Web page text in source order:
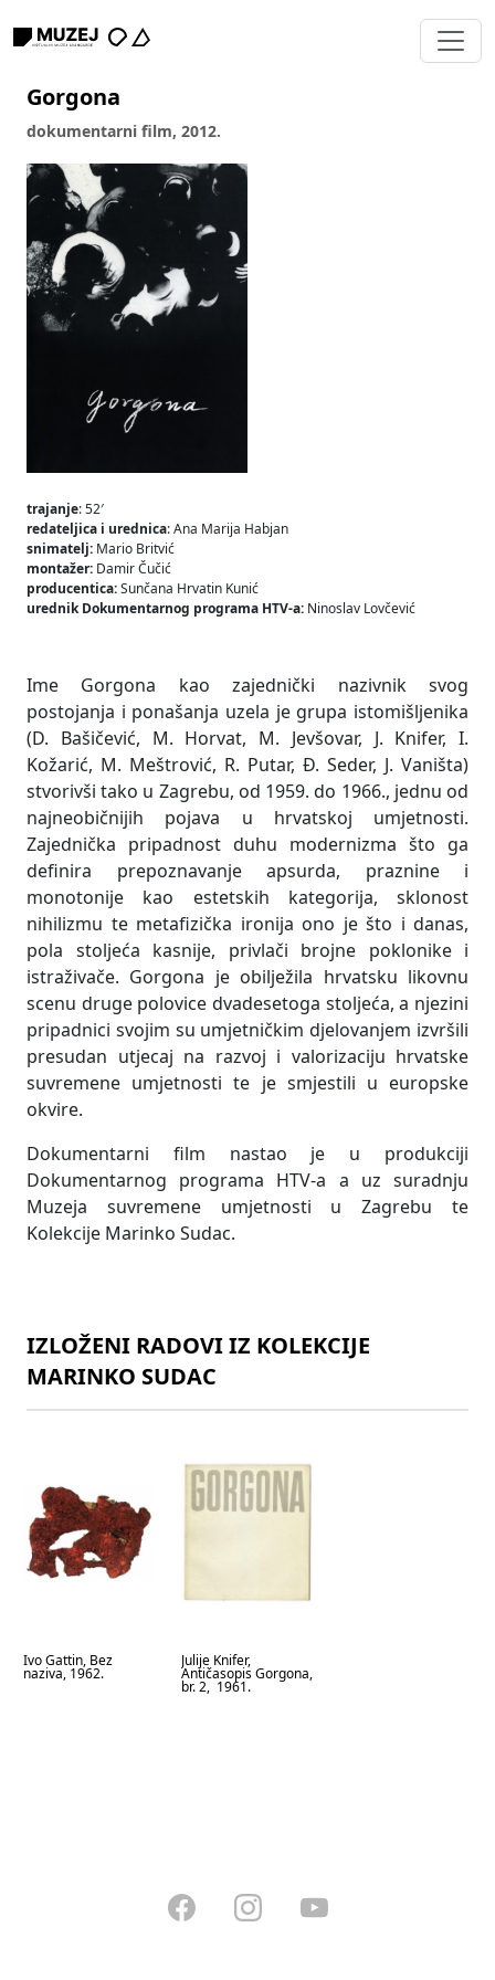
Gorgona
dokumentarni film, 2012.
trajanje: 52′
redateljica i urednica: Ana Marija Habjan
snimatelj: Mario Britvić
montažer: Damir Čučić
producentica:Sunčana Hrvatin Kunić
urednik Dokumentarnog programa HTV-a: Ninoslav Lovčević
Ime Gorgona kao zajednički nazivnik svog
postojanja i ponašanja uzela je grupa istomišljenika
(D. Bašičević, M. Horvat, M. Jevšovar, J. Knifer, I.
Kožarić, M. Meštrović, R. Putar, Đ. Seder, J. Vaništa)
stvorivši tako u Zagrebu, od 1959. do 1966., jednu od
najneobičnijih pojava u hrvatskoj umjetnosti.
Zajednička pripadnost duhu modernizma što ga
definira prepoznavanje apsurda, praznine i
monotonije kao estetskih kategorija, sklonost
nihilizmu te metafizička ironija ono je što i danas,
pola stoljeća kasnije, privlači brojne poklonike i
istraživače. Gorgona je obilježila hrvatsku likovnu
scenu druge polovice dvadesetoga stoljeća, a njezini
pripadnici svojim su umjetničkim djelovanjem izvršili
presudan utjecaj na razvoj i valorizaciju hrvatske
suvremene umjetnosti te je smjestili u europske
okvire.
​Dokumentarni film nastao je u produkciji
Dokumentarnog programa HTV-a a uz suradnju
Muzeja suvremene umjetnosti u Zagrebu te
Kolekcije Marinko Sudac.
IZLOŽENI RADOVI IZ KOLEKCIJE
MARINKO SUDAC
Ivo Gattin, Bez
naziva, 1962.
Julije Knifer,
Antičasopis Gorgona,
br. 2, 1961.